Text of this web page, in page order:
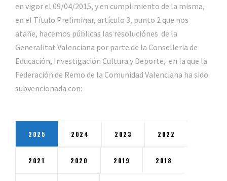
en vigor el 09/04/2015, y en cumplimiento de la misma,
en el Título Preliminar, artículo 3, punto 2 que nos
atañe, hacemos públicas las resoluciónes de la
Generalitat Valenciana por parte de la Conselleria de
Educación, Investigación Cultura y Deporte, en la que la
Federación de Remo de la Comunidad Valenciana ha sido
subvencionada con:
2025 2024 2023 2022
2021 2020 2019 2018